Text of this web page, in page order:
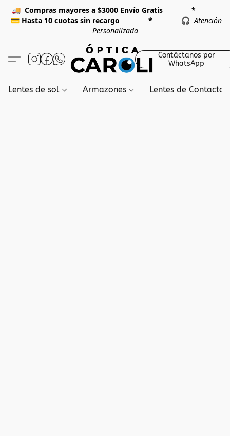
🚚 Compras mayores a $3000 Envío Gratis *
💳 Hasta 10 cuotas sin recargo * 🎧Atención
Personalizada
Contáctanos por
WhatsApp
Lentes de sol Armazones Lentes de Contacto